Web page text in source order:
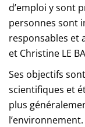
d’emploi y sont
personnes sont
responsables et
et Christine LE
Ses objectifs
scientifiques et
plus